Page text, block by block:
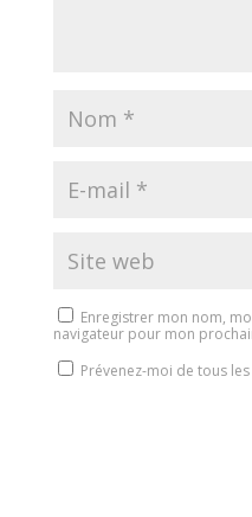
Enregistrer mon nom,
navigateur pour mon
Prévenez-moi de tous